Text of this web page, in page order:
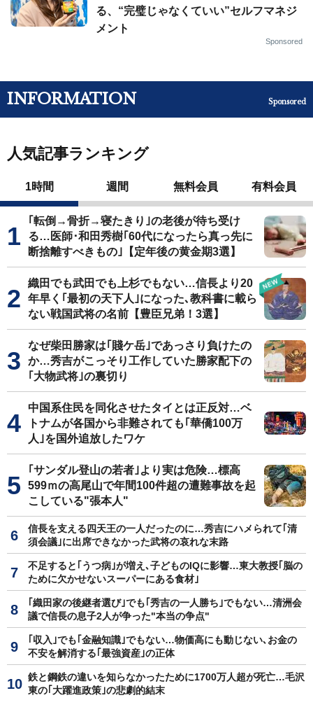
る、“完璧じゃなくていい”セルフマネジ
メント
Sponsored
INFORMATION Sponsored
人気記事ランキング
1時間 週間 無料会員 有料会員
｢転倒→骨折→寝たきり｣の老後が待ち受け
る…医師･和田秀樹｢60代になったら真っ先に
断捨離すべきもの｣【定年後の黄金期3選】
織田でも武田でも上杉でもない…信長より20
年早く｢最初の天下人｣になった､教科書に載ら
ない戦国武将の名前【豊臣兄弟！3選】
なぜ柴田勝家は｢賤ケ岳｣であっさり負けたの
か…秀吉がこっそり工作していた勝家配下の
｢大物武将｣の裏切り
中国系住民を同化させたタイとは正反対…ベ
トナムが各国から非難されても｢華僑100万
人｣を国外追放したワケ
｢サンダル登山の若者｣より実は危険…標高
599ｍの高尾山で年間100件超の遭難事故を起
こしている"張本人"
信長を支える四天王の一人だったのに…秀吉にハメられて｢清
須会議｣に出席できなかった武将の哀れな末路
不足すると｢うつ病｣が増え､子どものIQに影響…東大教授｢脳の
ために欠かせないスーパーにある食材｣
｢織田家の後継者選び｣でも｢秀吉の一人勝ち｣でもない…清洲会
議で信長の息子2人が争った"本当の争点"
｢収入｣でも｢金融知識｣でもない…物価高にも動じない､お金の
不安を解消する｢最強資産｣の正体
鉄と鋼鉄の違いを知らなかったために1700万人超が死亡…毛沢
東の｢大躍進政策｣の悲劇的結末